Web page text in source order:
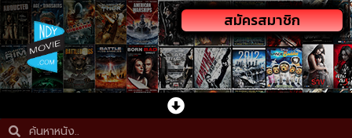
สมัครสมาชิก